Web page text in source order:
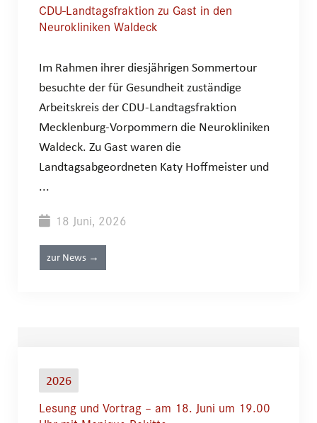
CDU-Landtagsfraktion zu Gast in den
Neurokliniken Waldeck
Im Rahmen ihrer diesjährigen Sommertour
besuchte der für Gesundheit zuständige
Arbeitskreis der CDU-Landtagsfraktion
Mecklenburg-Vorpommern die Neurokliniken
Waldeck. Zu Gast waren die
Landtagsabgeordneten Katy Hoffmeister und
...
18 Juni, 2026
zur News →
2026
Lesung und Vortrag – am 18. Juni um 19.00